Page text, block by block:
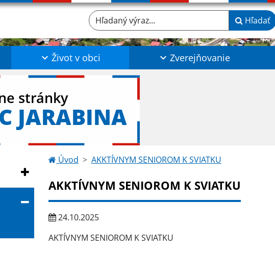
Hľadaný výraz... Hľadať
Život v obci Zverejňovanie
stránky
JARABINA
Úvod AKKTÍVNYM SENIOROM K SVIATKU
AKKTÍVNYM SENIOROM K SVIATKU
24.10.2025
AKTÍVNYM SENIOROM K SVIATKU